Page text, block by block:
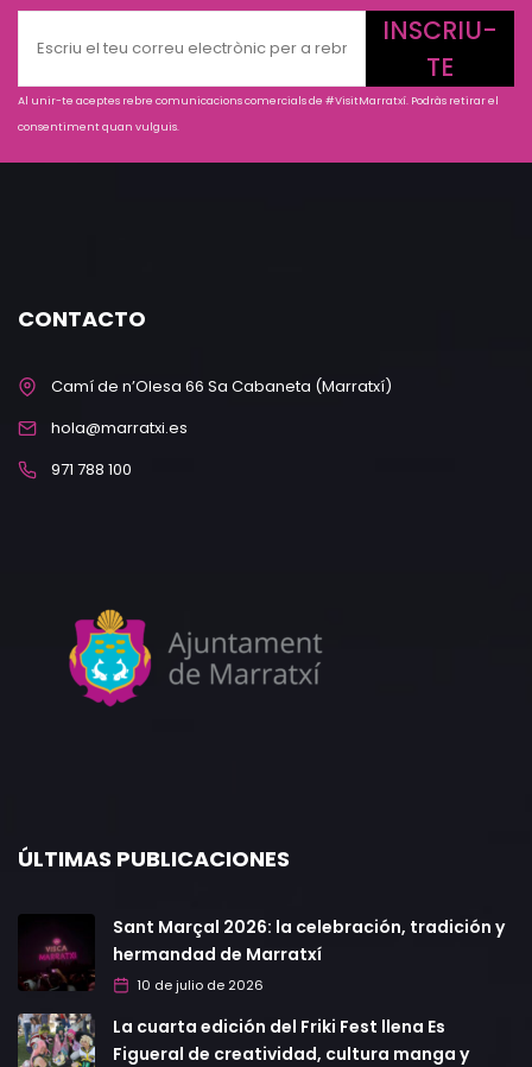
INSCRIU-
TE
Al unir-te aceptes rebre comunicacions comercials de #VisitMarratxí. Podràs retirar el
consentiment quan vulguis.
CONTACTO
Camí de n’Olesa 66 Sa Cabaneta (Marratxí)
hola@marratxi.es
971 788 100
ÚLTIMAS PUBLICACIONES
Sant Marçal 2026: la celebración, tradición y
hermandad de Marratxí
10 de julio de 2026
La cuarta edición del Friki Fest llena Es
Figueral de creatividad, cultura manga y